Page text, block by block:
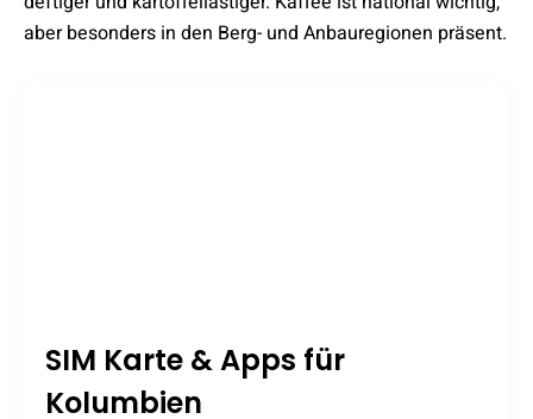
aber besonders in den Berg- und Anbauregionen präsent.
SIM Karte & Apps für
Kolumbien